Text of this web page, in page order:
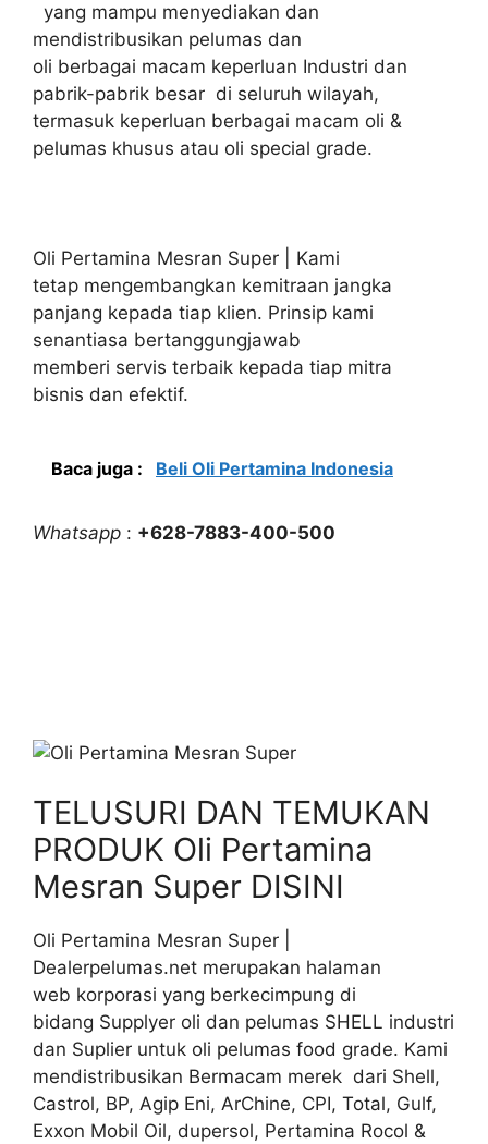
yang mampu menyediakan dan
mendistribusikan pelumas dan
oli berbagai macam keperluan Industri dan
pabrik-pabrik besar di seluruh wilayah,
termasuk keperluan berbagai macam oli &
pelumas khusus atau oli special grade.
Oli Pertamina Mesran Super | Kami
tetap mengembangkan kemitraan jangka
panjang kepada tiap klien. Prinsip kami
senantiasa bertanggungjawab
memberi servis terbaik kepada tiap mitra
bisnis dan efektif.
Baca juga : Beli Oli Pertamina Indonesia
Whatsapp : +628-7883-400-500
TELUSURI DAN TEMUKAN
PRODUK Oli Pertamina
Mesran Super DISINI
Oli Pertamina Mesran Super |
Dealerpelumas.net merupakan halaman
web korporasi yang berkecimpung di
bidang Supplyer oli dan pelumas SHELL industri
dan Suplier untuk oli pelumas food grade. Kami
mendistribusikan Bermacam merek dari Shell,
Castrol, BP, Agip Eni, ArChine, CPI, Total, Gulf,
Exxon Mobil Oil, dupersol, Pertamina Rocol &